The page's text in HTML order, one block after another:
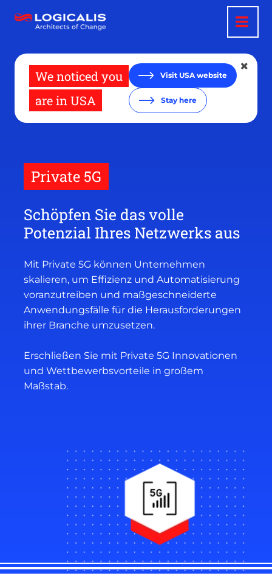
zum
Inhalt
We noticed you
are in USA
Visit USA website
Stay here
Private 5G
Schöpfen Sie das volle
Potenzial Ihres Netzwerks aus
Mit Private 5G können Unternehmen
skalieren, um Effizienz und Automatisierung
voranzutreiben und maßgeschneiderte
Anwendungsfälle für die Herausforderungen
ihrer Branche umzusetzen.
Erschließen Sie mit Private 5G Innovationen
und Wettbewerbsvorteile in großem
Maßstab.